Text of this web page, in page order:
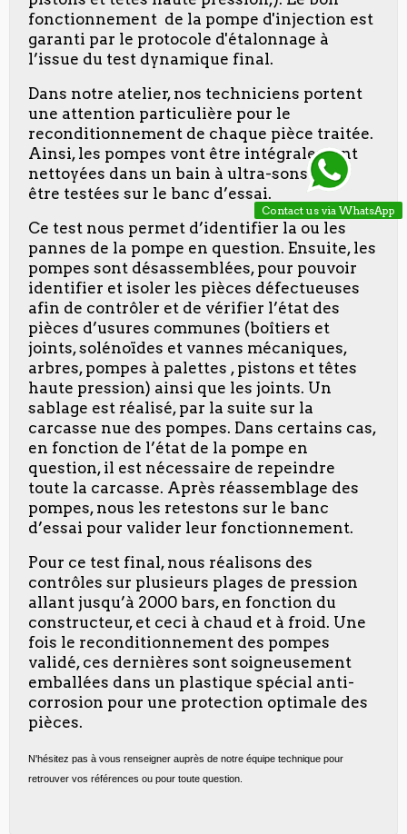
fonctionnement de la pompe d'injection est
garanti par le protocole d'étalonnage à
l’issue du test dynamique final.
Dans notre atelier, nos techniciens portent
une attention particulière pour le
reconditionnement de chaque pièce traitée.
Ainsi, les pompes vont être intégralement
nettoyées dans un bain à ultra-sons pour
être testées sur le banc d’essai.
Ce test nous permet d’identifier la ou les
pannes de la pompe en question. Ensuite, les
pompes sont désassemblées, pour pouvoir
identifier et isoler les pièces défectueuses
afin de contrôler et de vérifier l’état des
pièces d’usures communes (boîtiers et
joints, solénoïdes et vannes mécaniques,
arbres, pompes à palettes , pistons et têtes
haute pression) ainsi que les joints. Un
sablage est réalisé, par la suite sur la
carcasse nue des pompes. Dans certains cas,
en fonction de l’état de la pompe en
question, il est nécessaire de repeindre
toute la carcasse. Après réassemblage des
pompes, nous les retestons sur le banc
d’essai pour valider leur fonctionnement.
Pour ce test final, nous réalisons des
contrôles sur plusieurs plages de pression
allant jusqu’à 2000 bars, en fonction du
constructeur, et ceci à chaud et à froid. Une
fois le reconditionnement des pompes
validé, ces dernières sont soigneusement
emballées dans un plastique spécial anti-
corrosion pour une protection optimale des
pièces.
N'hésitez pas à vous renseigner auprès de notre équipe technique pour
retrouver vos références ou pour toute question.
Contact us via WhatsApp